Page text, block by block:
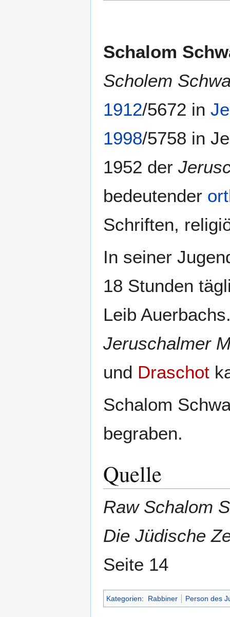
Schalom
Scholem
1912/5672 in
1998/5758 in
1952 der
bedeutender
Schriften,
In seiner
18 Stunden
Leib
Jeruschalmer
und Draschot
Schalom
begraben.
Quelle
Raw Schalom
Die Jüdische
Seite 14
Kategorien: Rabbiner Person des